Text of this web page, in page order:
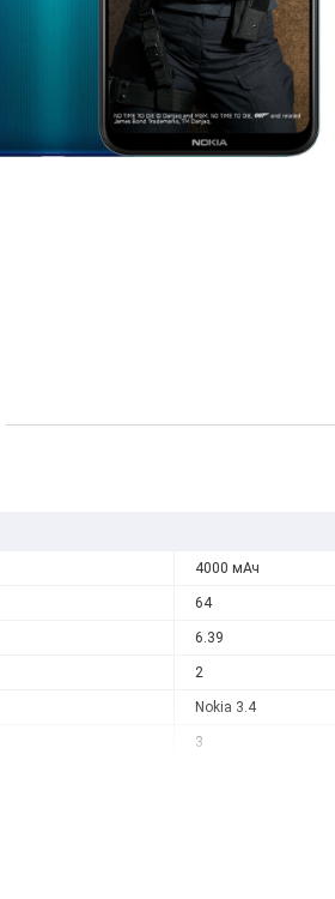
4000 мАч
64
6.39
2
Nokia 3.4
3